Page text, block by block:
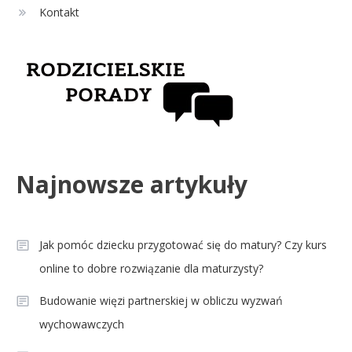
Kontakt
Najnowsze artykuły
Jak pomóc dziecku przygotować się do matury? Czy kurs
online to dobre rozwiązanie dla maturzysty?
Budowanie więzi partnerskiej w obliczu wyzwań
wychowawczych